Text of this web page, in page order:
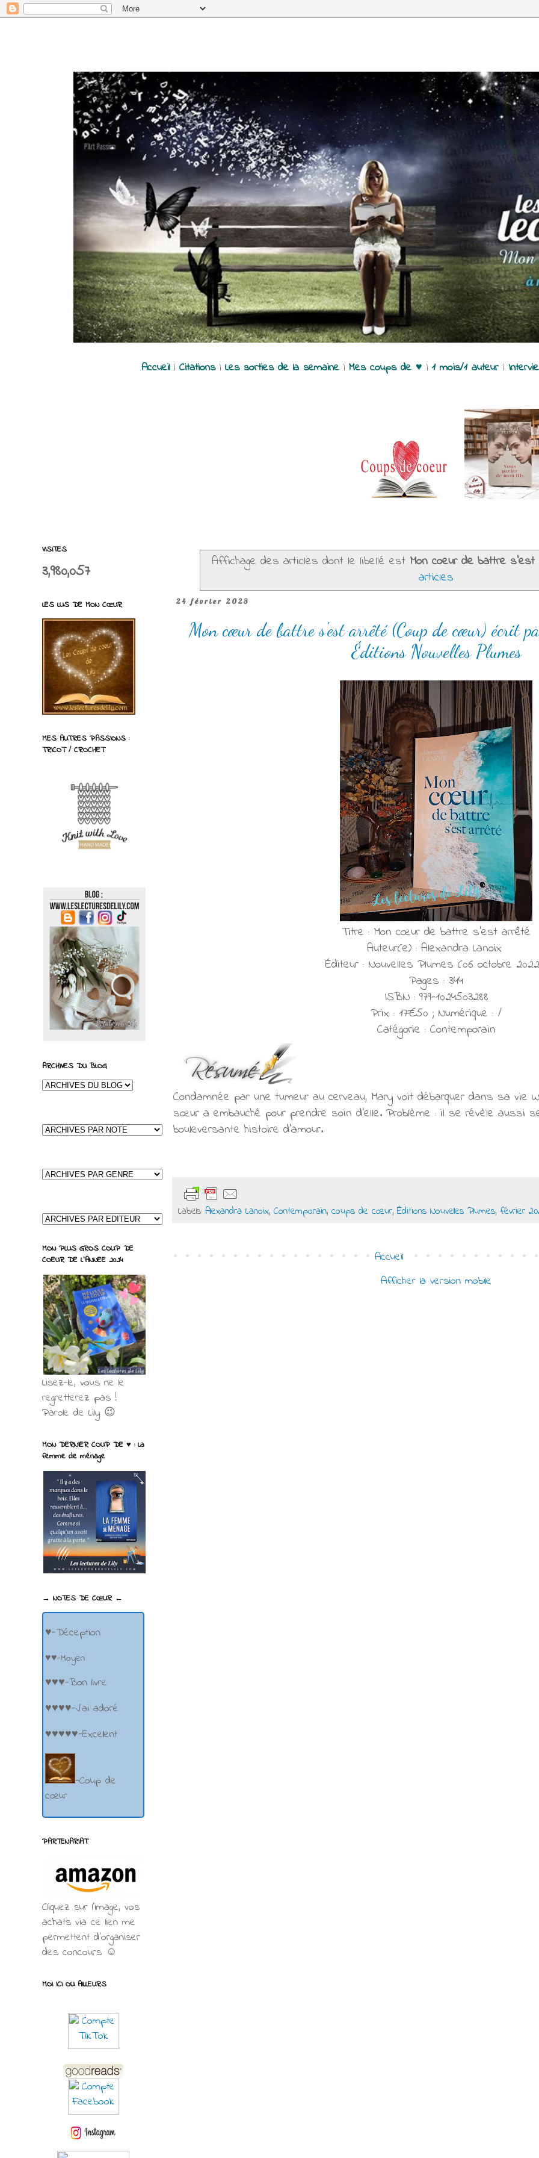
Accueil| Citations| Les sorties de la semaine| Mes coups de ♥ | 1 mois/1 auteur|
Affichage des articles dont le libellé est Mon coeur de battre
articles
24 février 2023
Mon cœur de battre s'est arrêté (Coup de cœur) écrit
Éditions Nouvelles Plumes
Titre : Mon cœur de battre s'est arrêté
Auteur(e) : Alexandra Lanoix
Éditeur : Nouvelles Plumes (06 octobre
Pages : 344
ISBN : 979-1024503288
Prix : 17€50 ; Numérique : /
Catégorie : Contemporain
Condamnée par une tumeur au cerveau, Mary voit débarquer dans sa vie
sœur a embauché pour prendre soin d'elle. Problème : il se révèle aussi
bouleversante histoire d'amour.
Labels: Alexandra Lanoix, Contemporain, coups de cœur, Éditions Nouvelles Plumes, février
Accueil
Afficher la version mobile
VISITES
3,980,057
LES LUS DE MON CŒUR
MES AUTRES PASSIONS :
TRICOT / CROCHET
ARCHIVES DU BLOG
MON PLUS GROS COUP DE
COEUR DE L'ANNEE 2024
Lisez-le, vous ne le
regretterez pas !
Parole de Lily 😉
MON DERNIER COUP DE ♥ : La
femme de ménage
→ NOTES DE CŒUR ←
♥-Déception
♥♥-Moyen
♥♥♥-Bon livre
♥♥♥♥-J'ai adoré
♥♥♥♥♥-Excellent
-Coup de
cœur
PARTENARIAT
Cliquez sur l'image, vos
achats via ce lien me
permettent d’organiser
des concours ☺
MOI ICI OU AILLEURS